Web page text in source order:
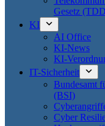
Gesetz
KI
AI Office
KI-News
KI-
IT-Sicherheit
Bundesamt
(BSI)
Cyber